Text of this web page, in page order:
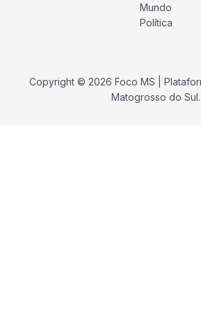
Mundo
Política
Copyright © 2026 Foco MS |
Matogrosso do Sul.